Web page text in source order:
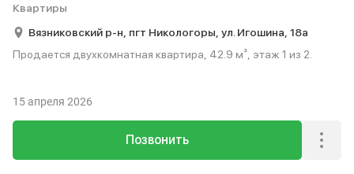
Квартиры
Вязниковский р-н, пгт Никологоры, ул. Игошина, 18а
Продается двухкомнатная квартира, 42.9 м², этаж 1 из 2.
Позвонить
15 апреля 2026